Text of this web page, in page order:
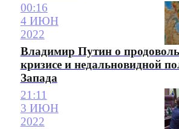
00:16
4 ИЮН
2022
Владимир Путин о
кризисе и недальновидной
Запада
21:11
3 ИЮН
2022